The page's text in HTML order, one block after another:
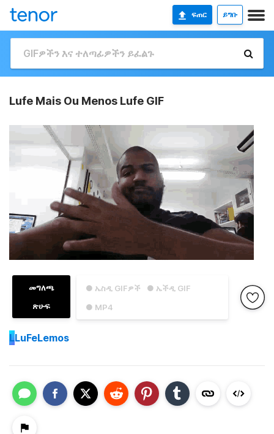
ፍጠር ይግቡ
Lufe Mais Ou Menos Lufe GIF
● ኤስዲ GIFዎች
● ኤችዲ GIF
● MP4
መግለጫ
ጽሁፍ
LLuFeLemos